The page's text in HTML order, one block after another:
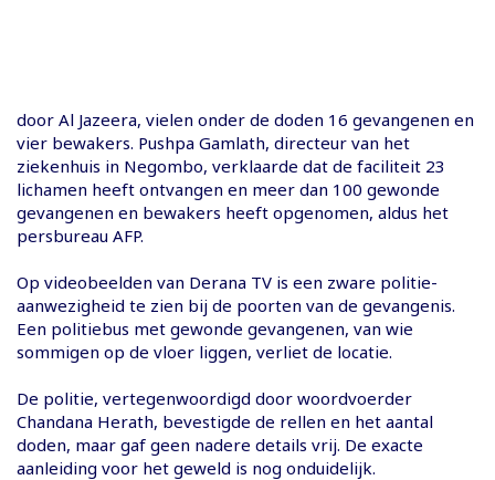
door Al Jazeera, vielen onder de doden 16 gevangenen en
vier bewakers. Pushpa Gamlath, directeur van het
ziekenhuis in Negombo, verklaarde dat de faciliteit 23
lichamen heeft ontvangen en meer dan 100 gewonde
gevangenen en bewakers heeft opgenomen, aldus het
persbureau AFP.
Op videobeelden van Derana TV is een zware politie-
aanwezigheid te zien bij de poorten van de gevangenis.
Een politiebus met gewonde gevangenen, van wie
sommigen op de vloer liggen, verliet de locatie.
De politie, vertegenwoordigd door woordvoerder
Chandana Herath, bevestigde de rellen en het aantal
doden, maar gaf geen nadere details vrij. De exacte
aanleiding voor het geweld is nog onduidelijk.